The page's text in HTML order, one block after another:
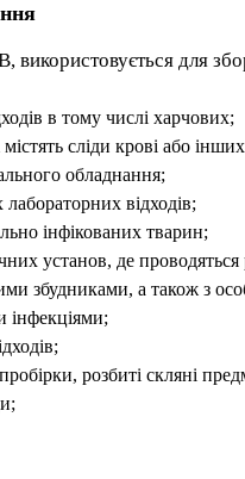
використовується для
в тому числі харчових;
містять сліди крові або
обладнання;
лабораторних відходів;
інфікованих тварин;
установ, де проводяться
збудниками, а також з
інфекціями;
розбиті скляні